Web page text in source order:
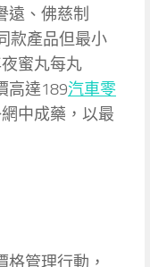
遠、佛慈制
款產品但最小
蜜丸每丸
高達189汽車零
中成藥，以最
管理行動，